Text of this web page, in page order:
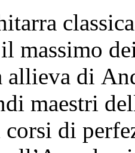
il massimo
allieva di
maestri
di